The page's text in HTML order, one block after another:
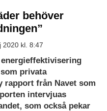
behöver
2020 kl. 8:47
energieffektivisering
privata
rapport från Navet som
intervjuas
som också pekar